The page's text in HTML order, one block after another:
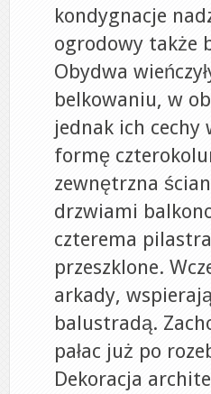
kondygnacje
ogrodowy także
Obydwa
belkowaniu, w
jednak ich cechy
formę
zewnętrzna
drzwiami
czterema
przeszklone.
arkady,
balustradą.
pałac już po
Dekoracja